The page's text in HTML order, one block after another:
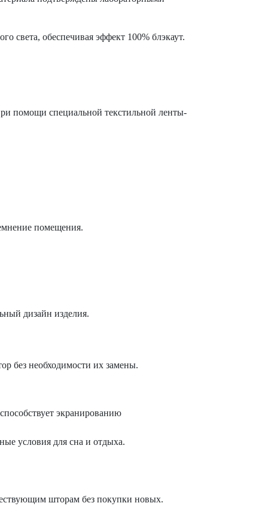
света, обеспечивая эффект 100% блэкаут.
помощи специальной текстильной ленты-
помещения.
дизайн изделия.
без необходимости их замены.
экранированию
условия для сна и отдыха.
шторам без покупки новых.